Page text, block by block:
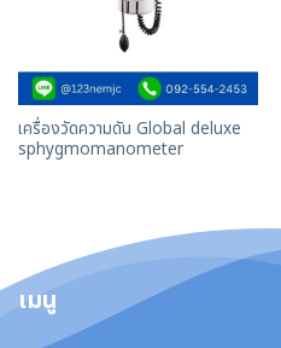
เครื่องวัดความดัน Global deluxe
sphygmomanometer
เมนู